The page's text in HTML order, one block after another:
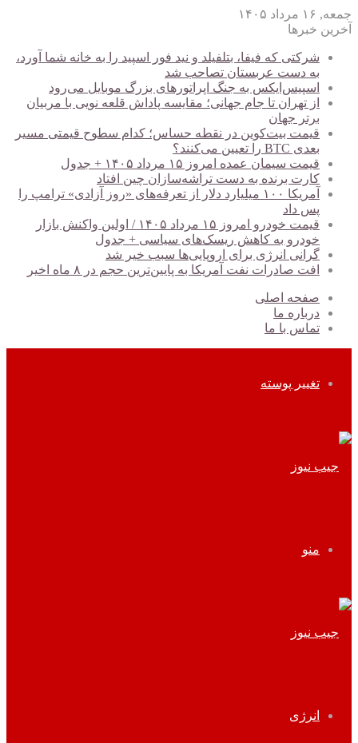
جمعه, ۱۶ مرداد ۱۴۰۵
آخرین خبرها
شرکتی که فیفا، بتلفیلد و نید فور اسپید را به خانه شما آورد،
به دست عربستان تصاحب شد
اسپیس‌ایکس به جنگ اپراتورهای بزرگ موبایل می‌رود
از تهران تا جام جهانی؛ مقایسه پاداش قلعه نویی با مربیان
برتر جهان
قیمت بیت‌کوین در نقطه حساس؛ کدام سطوح قیمتی مسیر
بعدی BTC را تعیین می‌کنند؟
قیمت سیمان عمده امروز ۱۵ مرداد ۱۴۰۵ + جدول
کارت برنده به دست تراشه‌سازان چین افتاد
آمریکا ۱۰۰ میلیارد دلار از تعرفه‌های «روز آزادی» ترامپ را
پس داد
قیمت خودرو امروز ۱۵ مرداد ۱۴۰۵ / اولین واکنش بازار
خودرو به کاهش ریسک‌های سیاسی + جدول
گرانی انرژی برای اروپایی‌ها سبب خیر شد
افت صادرات نفت آمریکا به پایین‌ترین حجم در ۸ ماه اخیر
صفحه اصلی
درباره ما
تماس با ما
تغییر پوسته
منو
انرژی